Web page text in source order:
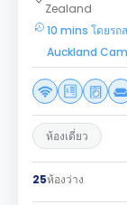
Zealand
10 mins โดยร
Auckland
ห้องเดี่ยว
25ห้องว่าง